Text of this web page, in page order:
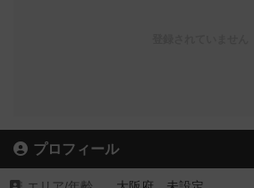
プロフィール